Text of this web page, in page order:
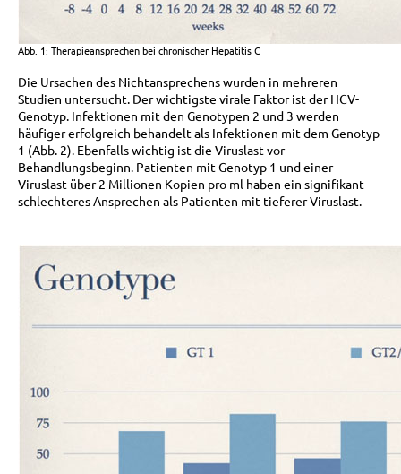
Abb. 1: Therapieansprechen bei chronischer Hepatitis C
Die Ursachen des Nichtansprechens wurden in mehreren
Studien untersucht. Der wichtigste virale Faktor ist der HCV-
Genotyp. Infektionen mit den Genotypen 2 und 3 werden
häufiger erfolgreich behandelt als Infektionen mit dem Genotyp
1 (Abb. 2). Ebenfalls wichtig ist die Viruslast vor
Behandlungsbeginn. Patienten mit Genotyp 1 und einer
Viruslast über 2 Millionen Kopien pro ml haben ein signifikant
schlechteres Ansprechen als Patienten mit tieferer Viruslast.